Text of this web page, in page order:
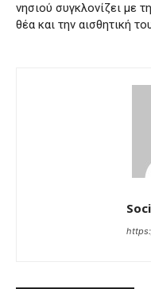
νησιού συγκλονίζει με τη
θέα και την αισθητική